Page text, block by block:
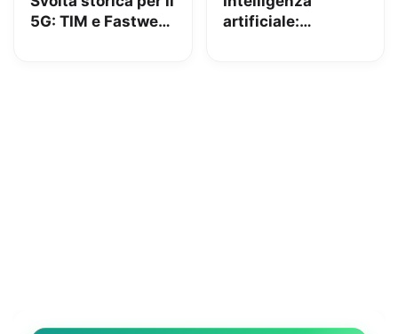
5G: TIM e Fastweb
artificiale: